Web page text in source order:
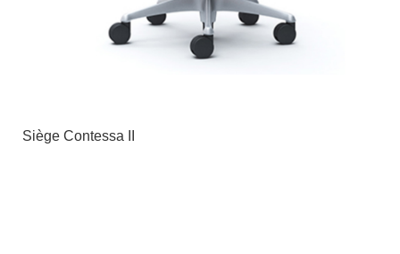
Siège Contessa II